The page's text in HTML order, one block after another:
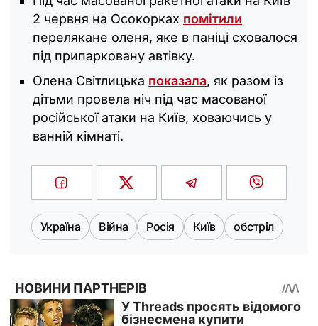
2 червня на Осокорках помітили
перелякане оленя, яке в паніці сховалося
під припарковану автівку.
Олена Світлицька показала, як разом із
дітьми провела ніч під час масованої
російської атаки на Київ, ховаючись у
ванній кімнаті.
Україна Війна Росія Київ обстріл